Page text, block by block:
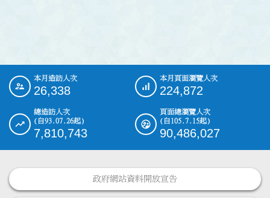
::: 本月造訪人次
26,338
本月頁面瀏覽人次
224,872
總造訪人次
(自93.07.26起)
7,810,743
頁面總瀏覽人次
(自105.7.15起)
90,486,027
政府網站資料開放宣告